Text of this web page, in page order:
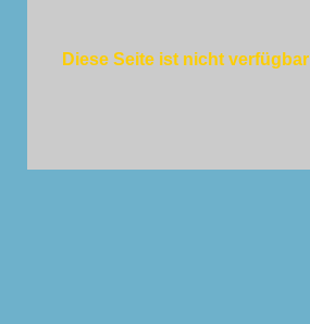
Diese Seite ist nicht verfügbar